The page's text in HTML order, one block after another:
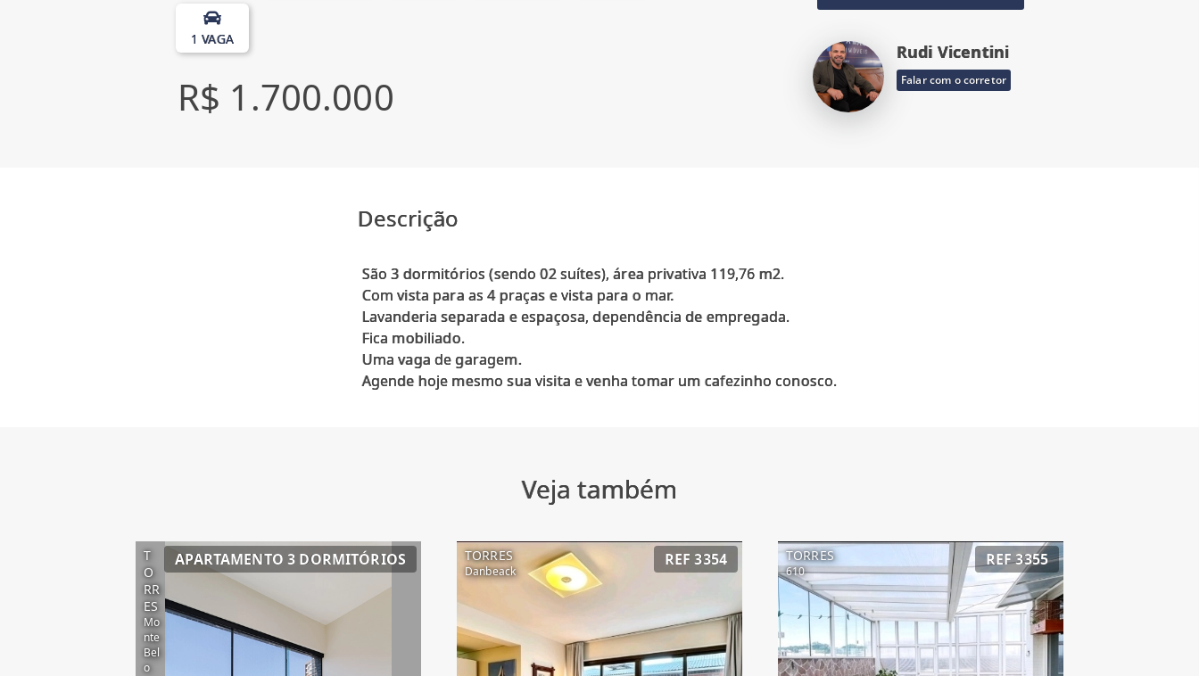
1 VAGA
R$ 1.700.000
Rudi Vicentini
Falar com o corretor
Descrição
São 3 dormitórios (sendo 02 suítes), área privativa 119,76 m2.
Com vista para as 4 praças e vista para o mar.
Lavanderia separada e espaçosa, dependência de empregada.
Fica mobiliado.
Uma vaga de garagem.
Veja também
T
O
RR
ES
Mo
nte
Bel
o
APARTAMENTO 3 DORMITÓRIOS TORRES
Danbeack
REF 3354 TORRES
610
REF 3355